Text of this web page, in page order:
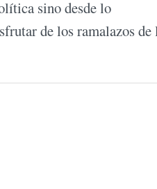
sino desde lo
de los ramalazos de